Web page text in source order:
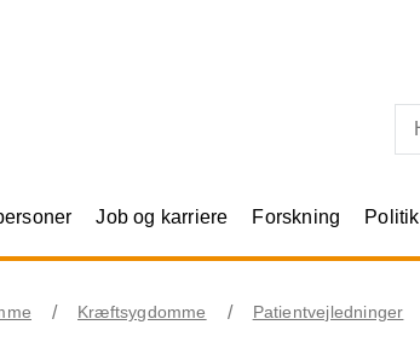
Job og karriere Forskning Politik
Kræftsygdomme Patientvejledninger